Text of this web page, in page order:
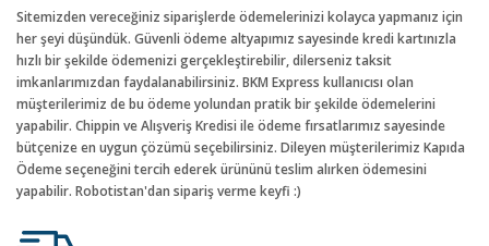
Sitemizden vereceğiniz siparişlerde ödemelerinizi kolayca yapmanız için
her şeyi düşündük. Güvenli ödeme altyapımız sayesinde kredi kartınızla
hızlı bir şekilde ödemenizi gerçekleştirebilir, dilerseniz taksit
imkanlarımızdan faydalanabilirsiniz. BKM Express kullanıcısı olan
müşterilerimiz de bu ödeme yolundan pratik bir şekilde ödemelerini
yapabilir. Chippin ve Alışveriş Kredisi ile ödeme fırsatlarımız sayesinde
bütçenize en uygun çözümü seçebilirsiniz. Dileyen müşterilerimiz Kapıda
Ödeme seçeneğini tercih ederek ürününü teslim alırken ödemesini
yapabilir. Robotistan'dan sipariş verme keyfi :)